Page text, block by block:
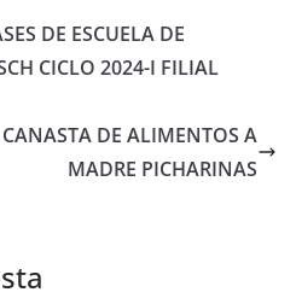
DE ESCUELA DE
CICLO 2024-I FILIAL
DE ALIMENTOS A
MADRE PICHARINAS